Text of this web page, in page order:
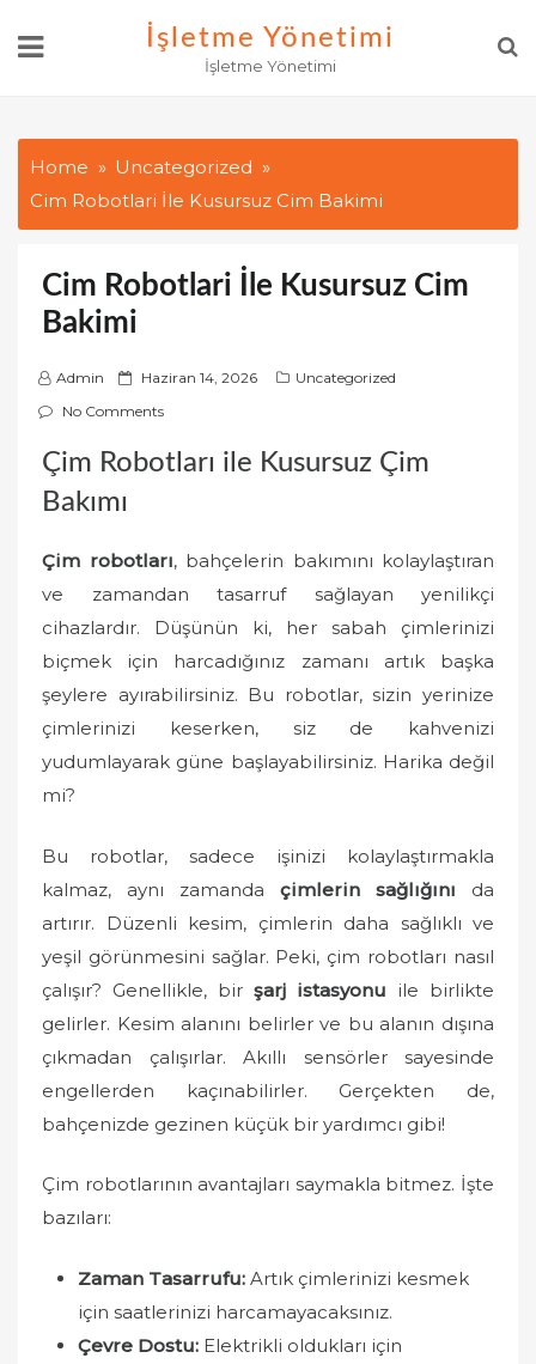
İşletme Yönetimi
İşletme Yönetimi
Home
Uncategorized
Cim Robotlari İle Kusursuz Cim Bakimi
Cim Robotlari İle Kusursuz Cim
Bakimi
Admin
P
o
t
Haziran 14, 2026
Uncategorized
No Comments
Çim Robotları ile Kusursuz Çim
Bakımı
Çim robotları, bahçelerin bakımını kolaylaştıran
ve zamandan tasarruf sağlayan yenilikçi
cihazlardır. Düşünün ki, her sabah çimlerinizi
biçmek için harcadığınız zamanı artık başka
şeylere ayırabilirsiniz. Bu robotlar, sizin yerinize
çimlerinizi keserken, siz de kahvenizi
yudumlayarak güne başlayabilirsiniz. Harika değil
mi?
Bu robotlar, sadece işinizi kolaylaştırmakla
kalmaz, aynı zamanda çimlerin sağlığını da
artırır. Düzenli kesim, çimlerin daha sağlıklı ve
yeşil görünmesini sağlar. Peki, çim robotları nasıl
çalışır? Genellikle, bir şarj istasyonu ile birlikte
gelirler. Kesim alanını belirler ve bu alanın dışına
çıkmadan çalışırlar. Akıllı sensörler sayesinde
engellerden kaçınabilirler. Gerçekten de,
bahçenizde gezinen küçük bir yardımcı gibi!
Çim robotlarının avantajları saymakla bitmez. İşte
bazıları:
Zaman Tasarrufu: Artık çimlerinizi kesmek
için saatlerinizi harcamayacaksınız.
Çevre Dostu: Elektrikli oldukları için